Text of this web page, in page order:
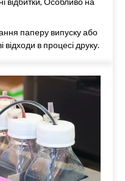
паперу випуску або
відходи в процесі друку.